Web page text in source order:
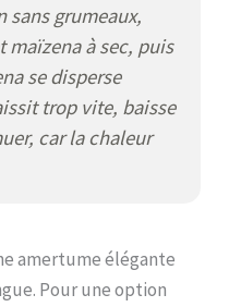
sans grumeaux,
maïzena à sec, puis
se disperse
trop vite, baisse
car la chaleur
amertume élégante
Pour une option